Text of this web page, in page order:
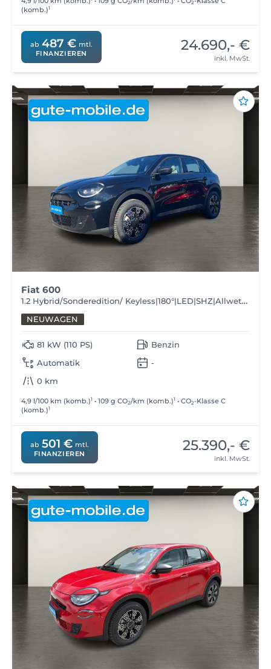
2 2
(komb.)1
ab 487 € mtl.
FINANZIEREN
24.690,- €
inkl. MwSt.
Fiat 600
1.2 Hybrid/Sonderedition/ Keyless|180°|LED|SHZ|Allwetter
NEUWAGEN
81 kW (110 PS)
Automatik
0 km
Benzin
-
4,9 l/100 km (komb.)1 • 109 g CO2/km (komb.)1 • CO2-Klasse C
(komb.)1
ab 501 € mtl.
FINANZIEREN
25.390,- €
inkl. MwSt.